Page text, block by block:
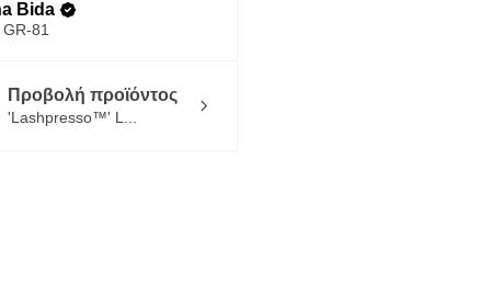
Bida
81
Προβολή προϊόντος
'Lashpresso™' L...